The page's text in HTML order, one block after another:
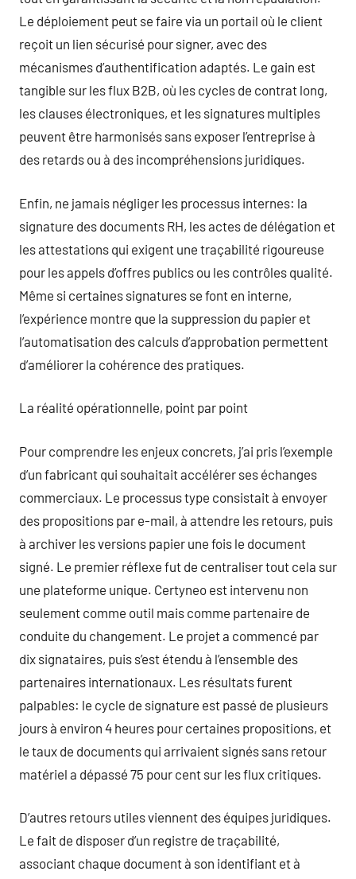
Le déploiement peut se faire via un portail où le client
reçoit un lien sécurisé pour signer, avec des
mécanismes d’authentification adaptés. Le gain est
tangible sur les flux B2B, où les cycles de contrat long,
les clauses électroniques, et les signatures multiples
peuvent être harmonisés sans exposer l’entreprise à
des retards ou à des incompréhensions juridiques.
Enfin, ne jamais négliger les processus internes: la
signature des documents RH, les actes de délégation et
les attestations qui exigent une traçabilité rigoureuse
pour les appels d’offres publics ou les contrôles qualité.
Même si certaines signatures se font en interne,
l’expérience montre que la suppression du papier et
l’automatisation des calculs d’approbation permettent
d’améliorer la cohérence des pratiques.
La réalité opérationnelle, point par point
Pour comprendre les enjeux concrets, j’ai pris l’exemple
d’un fabricant qui souhaitait accélérer ses échanges
commerciaux. Le processus type consistait à envoyer
des propositions par e-mail, à attendre les retours, puis
à archiver les versions papier une fois le document
signé. Le premier réflexe fut de centraliser tout cela sur
une plateforme unique. Certyneo est intervenu non
seulement comme outil mais comme partenaire de
conduite du changement. Le projet a commencé par
dix signataires, puis s’est étendu à l’ensemble des
partenaires internationaux. Les résultats furent
palpables: le cycle de signature est passé de plusieurs
jours à environ 4 heures pour certaines propositions, et
le taux de documents qui arrivaient signés sans retour
matériel a dépassé 75 pour cent sur les flux critiques.
D’autres retours utiles viennent des équipes juridiques.
Le fait de disposer d’un registre de traçabilité,
associant chaque document à son identifiant et à